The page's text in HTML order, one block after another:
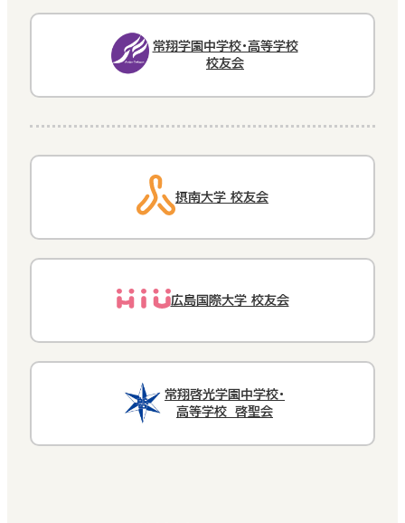
常翔学園中学校・高等学校
校友会
摂南大学 校友会
広島国際大学 校友会
常翔啓光学園中学校・
高等学校 啓聖会